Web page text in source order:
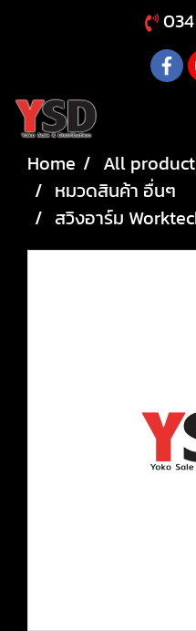
Home All
หมวดสินค้า อื่นๆ
สวิงอาร์ม